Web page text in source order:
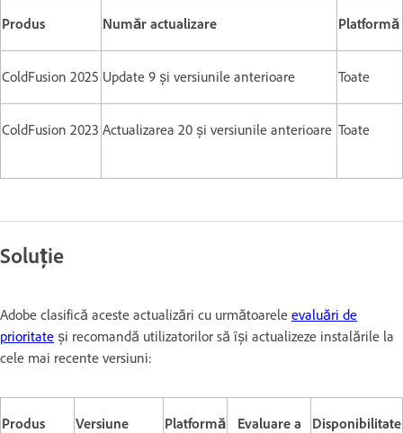
Produs Număr actualizare Platformă
ColdFusion 2025 Update 9 și versiunile anterioare Toate
ColdFusion 2023 Actualizarea 20 și versiunile anterioare Toate
Soluție
Adobe clasifică aceste actualizări cu următoarele evaluări de
prioritate și recomandă utilizatorilor să își actualizeze instalările la
cele mai recente versiuni:
Produs
Versiune
Platformă
Evaluare a
Disponibilitate